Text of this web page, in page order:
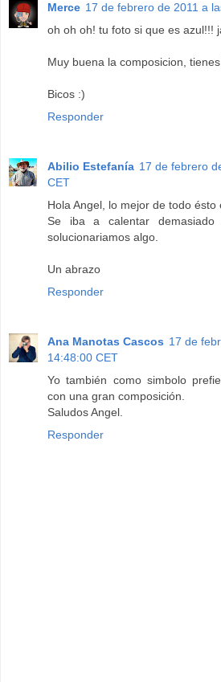
Merce 17 de febrero de 2011 a
oh oh oh! tu foto si que es azul!!!
Muy buena la composicion,
Bicos :)
Responder
Abilio Estefanía 17 de febrero
CET
Hola Angel, lo mejor de todo ésto
Se iba a calentar
solucionariamos algo.
Un abrazo
Responder
Ana Manotas Cascos 17 de
14:48:00 CET
Yo también como simbolo
con una gran composición.
Saludos Angel.
Responder